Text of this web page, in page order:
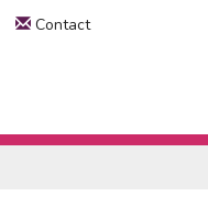
Contact